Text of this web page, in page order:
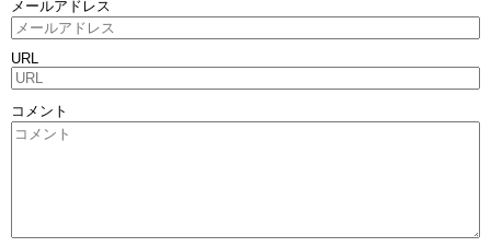
メールアドレス
URL
コメント